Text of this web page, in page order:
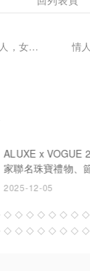
讓幸福光芒閃瞎旁人，女生心中最想收到的夢幻首選！ 就讓「它」成為開啟幸福章節的最佳紀念
ALUXE登場
繹 The Deep Blue
2025-12-05